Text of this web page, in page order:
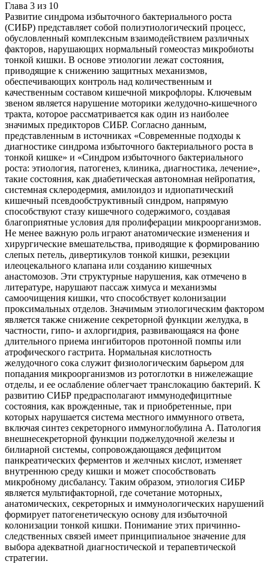
Глава 3 из 10
Развитие синдрома избыточного бактериального роста
(СИБР) представляет собой полиэтиологический процесс,
обусловленный комплексным взаимодействием различных
факторов, нарушающих нормальный гомеостаз микробиоты
тонкой кишки. В основе этиологии лежат состояния,
приводящие к снижению защитных механизмов,
обеспечивающих контроль над количественным и
качественным составом кишечной микрофлоры. Ключевым
звеном является нарушение моторики желудочно-кишечного
тракта, которое рассматривается как один из наиболее
значимых предикторов СИБР. Согласно данным,
представленным в источниках «Современные подходы к
диагностике синдрома избыточного бактериального роста в
тонкой кишке» и «Синдром избыточного бактериального
роста: этиология, патогенез, клиника, диагностика, лечение»,
такие состояния, как диабетическая автономная нейропатия,
системная склеродермия, амилоидоз и идиопатический
кишечный псевдообструктивный синдром, напрямую
способствуют стазу кишечного содержимого, создавая
благоприятные условия для пролиферации микроорганизмов.
Не менее важную роль играют анатомические изменения и
хирургические вмешательства, приводящие к формированию
слепых петель, дивертикулов тонкой кишки, резекции
илеоцекального клапана или созданию кишечных
анастомозов. Эти структурные нарушения, как отмечено в
литературе, нарушают пассаж химуса и механизмы
самоочищения кишки, что способствует колонизации
проксимальных отделов. Значимым этиологическим фактором
является также снижение секреторной функции желудка, в
частности, гипо- и ахлоргидрия, развивающаяся на фоне
длительного приема ингибиторов протонной помпы или
атрофического гастрита. Нормальная кислотность
желудочного сока служит физиологическим барьером для
попадания микроорганизмов из ротоглотки в нижележащие
отделы, и ее ослабление облегчает транслокацию бактерий. К
развитию СИБР предрасполагают иммунодефицитные
состояния, как врожденные, так и приобретенные, при
которых нарушается система местного иммунного ответа,
включая синтез секреторного иммуноглобулина А. Патология
внешнесекреторной функции поджелудочной железы и
билиарной системы, сопровождающаяся дефицитом
панкреатических ферментов и желчных кислот, изменяет
внутреннюю среду кишки и может способствовать
микробному дисбалансу. Таким образом, этиология СИБР
является мультифакторной, где сочетание моторных,
анатомических, секреторных и иммунологических нарушений
формирует патогенетическую основу для избыточной
колонизации тонкой кишки. Понимание этих причинно-
следственных связей имеет принципиальное значение для
выбора адекватной диагностической и терапевтической
стратегии.